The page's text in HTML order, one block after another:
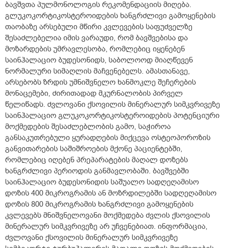
ბავშვთა პულმონოლოგის რეკომენდაციის მიღება.
გლუკოკორტიკოსტეროიდების ხანგრძლივი გამოყენების
თაობაზე არსებული მწირი კვლევების საფუძველზე
შესაძლებელია იმის ვარაუდი, რომ ბავშვებისა და
მოზარდების უმრავლესობა, რომლებიც იყენებენ
საინჰალაციო ბუდესონიდს, საბოლოოდ მიაღწევენ
ნორმალური სიმაღლის მაჩვენებელს. ამასთანავე,
არსებობს ზრდის უმნიშვნელო ხანმოკლე შეჩერების
მონაცემები, ძირითადად მკურნალობის პირველ
წელიწადს. ძვლოვანი ქსოვილის მინერალურ სიმკვრივეზე
საინჰალაციო გლუკოკორტიკოსტეროიდების პოტენციური
მოქმედების შესაძლებლობის გამო, საჭიროა
განსაკუთრებული ყურადღების მიქცევა ოსტეოპოროზის
განვითარების საშიშროების მქონე პაციენტებში,
რომლებიც იღებენ პრეპარატების მაღალ დოზებს
ხანგრძლივი პერიოდის განმავლობაში. ბავშვებში
საინჰალაციო ბუდესონიდის საშუალო სადღეღამისო
დოზის 400 მიკროგრამის ან მოზრდილებში სადღეღამისო
დოზის 800 მიკროგრამის ხანგრძლივი გამოყენების
კვლევებს მნიშვნელოვანი მოქმედება ძვლის ქსოვილის
მინერალურ სიმკვრივეზე არ უჩვენებიათ. ინფორმაცია,
ძვლოვანი ქსოვილის მინერალურ სიმკვრივეზე